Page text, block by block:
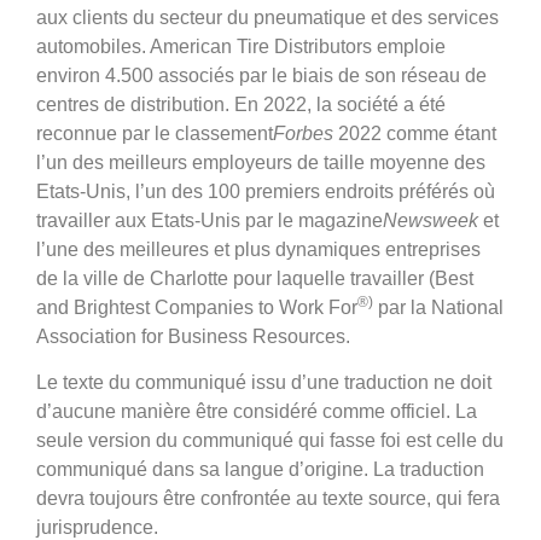
aux clients du secteur du pneumatique et des services
automobiles. American Tire Distributors emploie
environ 4.500 associés par le biais de son réseau de
centres de distribution. En 2022, la société a été
reconnue par le classementForbes 2022 comme étant
l’un des meilleurs employeurs de taille moyenne des
Etats-Unis, l’un des 100 premiers endroits préférés où
travailler aux Etats-Unis par le magazineNewsweeket
l’une des meilleures et plus dynamiques entreprises
de la ville de Charlotte pour laquelle travailler (Best
and Brightest Companies to Work For®) par la National
Association for Business Resources.
Le texte du communiqué issu d’une traduction ne doit
d’aucune manière être considéré comme officiel. La
seule version du communiqué qui fasse foi est celle du
communiqué dans sa langue d’origine. La traduction
devra toujours être confrontée au texte source, qui fera
jurisprudence.